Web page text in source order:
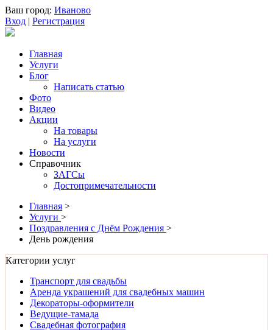
Ваш город: Иваново
Вход | Регистрация
Главная
Услуги
Блог
Написать статью
Фото
Видео
Акции
На товары
На услуги
Новости
Справочник
ЗАГСы
Достопримечательности
Главная >
Услуги >
Поздравления с Днём Рождения >
День рождения
Категории услуг
Транспорт для свадьбы
Аренда украшений для свадебных машин
Декораторы-оформители
Ведущие-тамада
Свадебная фотография